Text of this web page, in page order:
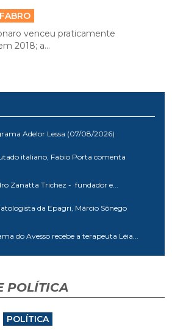
venceu praticamente
2018; a...
Adelor Lessa (07/08/2026)
italiano, Fabio Porta comenta
Zanatta Trichez - fundador e...
da Epagri, Márcio Sônego
do Avesso recebe a terapeuta Léia...
POLÍTICA
POLÍTICA